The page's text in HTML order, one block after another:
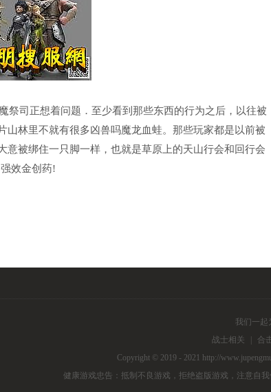
祭司正想着问题．至少看到那些东西的行为之后，以往被
林里不就有很多凶兽吗魔龙血蛙。那些玩家都是以前被
被绑住一只脚一样，也就是草原上的天山行会和回行会
效金创药!
我们一起
战士相关
合
Copyright © 2019 - 2021 http://
健康游戏忠告：抵制不良游戏，拒绝盗版游戏，注意自